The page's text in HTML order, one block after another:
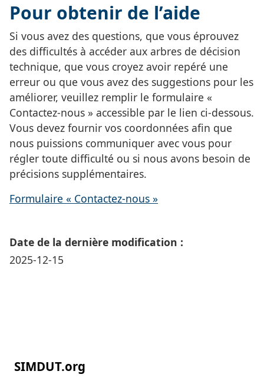
Pour obtenir de l’aide
Si vous avez des questions, que vous éprouvez
des difficultés à accéder aux arbres de décision
technique, que vous croyez avoir repéré une
erreur ou que vous avez des suggestions pour les
améliorer, veuillez remplir le formulaire «
Contactez-nous » accessible par le lien ci-dessous.
Vous devez fournir vos coordonnées afin que
nous puissions communiquer avec vous pour
régler toute difficulté ou si nous avons besoin de
précisions supplémentaires.
Formulaire « Contactez-nous »
Date de la dernière modification :
2025-12-15
SIMDUT.org